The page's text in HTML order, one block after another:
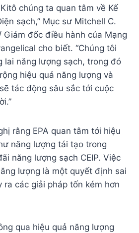
chúng ta quan tâm về Kế
sạch,” Mục sư Mitchell C.
Giám đốc điều hành của Mạng
cho biết. “Chúng tôi
lai năng lượng sạch, trong đó
hiệu quả năng lượng và
tác động sâu sắc tới cuộc
rằng EPA quan tâm tới hiệu
năng lượng tái tạo trong
năng lượng sạch CEIP. Việc
lượng là một quyết định sai
ra các giải pháp tốn kém hơn
qua hiệu quả năng lượng